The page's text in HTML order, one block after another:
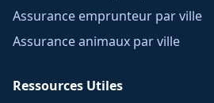
Assurance emprunteur par ville
Assurance animaux par ville
Ressources Utiles